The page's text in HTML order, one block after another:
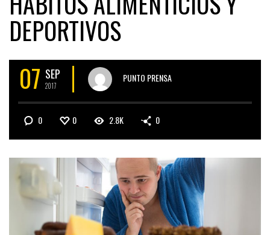
DEPORTIVOS
07 SEP
2017
PUNTO PRENSA
0 0 2.8K 0